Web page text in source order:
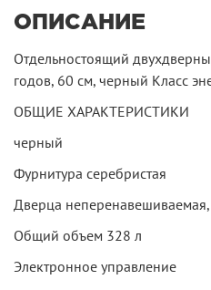
ОПИСАНИЕ
Отдельностоящий
годов, 60 см, черный Класс
ОБЩИЕ ХАРАКТЕРИСТИКИ
черный
Фурнитура серебристая
Дверца неперенавешиваемая,
Общий объем 328 л
Электронное управление